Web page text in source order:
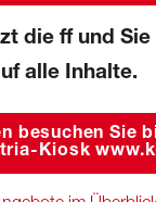
die ff und Sie
alle Inhalte.
besuchen Sie
Kiosk